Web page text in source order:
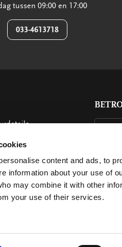
content and ads, to
information about your use of
may combine it with other
your use of their services.
tussen 09:00 en 17:00
033-4613718